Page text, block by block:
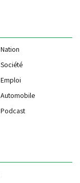
Nation
Société
Emploi
Automobile
Podcast